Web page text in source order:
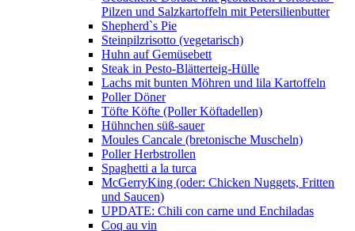
Pilzen und Salzkartoffeln mit Petersilienbutter
Shepherd`s Pie
Steinpilzrisotto (vegetarisch)
Huhn auf Gemüsebett
Steak in Pesto-Blätterteig-Hülle
Lachs mit bunten Möhren und lila Kartoffeln
Poller Döner
Töfte Köfte (Poller Köftadellen)
Hühnchen süß-sauer
Moules Cancale (bretonische Muscheln)
Poller Herbstrollen
Spaghetti a la turca
McGerryKing (oder: Chicken Nuggets, Fritten
und Saucen)
UPDATE: Chili con carne und Enchiladas
Coq au vin